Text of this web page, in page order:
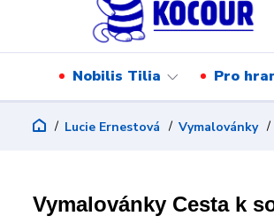
Nobilis Tilia Pro
Lucie Ernestová Vymalovánky
Vymalovánky Cesta k